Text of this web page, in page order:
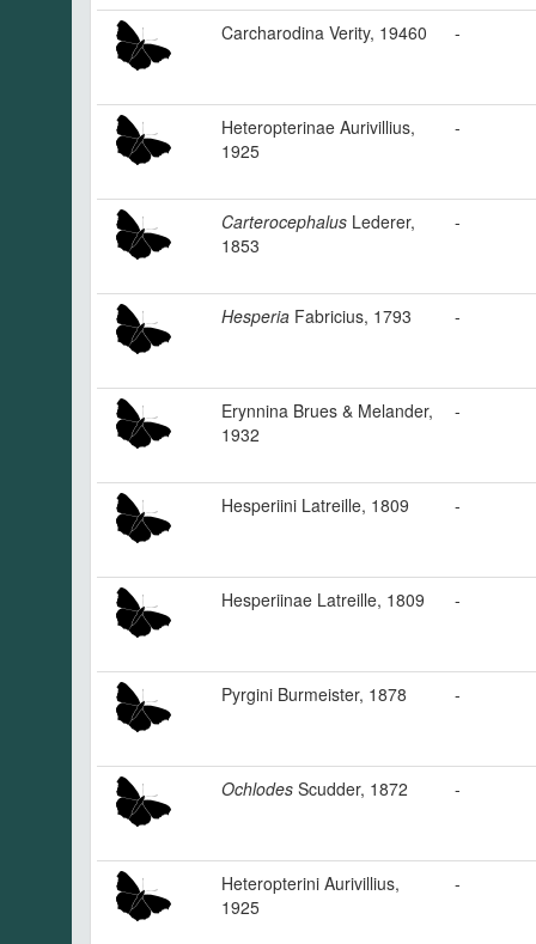
Carcharodina Verity, 19460 -
Heteropterinae Aurivillius,
1925
-
Carterocephalus Lederer,
1853
-
Hesperia Fabricius, 1793 -
Erynnina Brues & Melander,
1932
-
Hesperiini Latreille, 1809 -
Hesperiinae Latreille, 1809 -
Pyrgini Burmeister, 1878 -
Ochlodes Scudder, 1872 -
Heteropterini Aurivillius,
1925
-